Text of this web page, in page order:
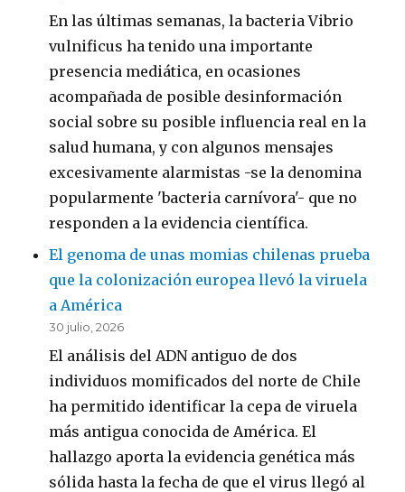
En las últimas semanas, la bacteria Vibrio
vulnificus ha tenido una importante
presencia mediática, en ocasiones
acompañada de posible desinformación
social sobre su posible influencia real en la
salud humana, y con algunos mensajes
excesivamente alarmistas -se la denomina
popularmente 'bacteria carnívora'- que no
responden a la evidencia científica.
El genoma de unas momias chilenas prueba
que la colonización europea llevó la viruela
a América
30 julio, 2026
El análisis del ADN antiguo de dos
individuos momificados del norte de Chile
ha permitido identificar la cepa de viruela
más antigua conocida de América. El
hallazgo aporta la evidencia genética más
sólida hasta la fecha de que el virus llegó al